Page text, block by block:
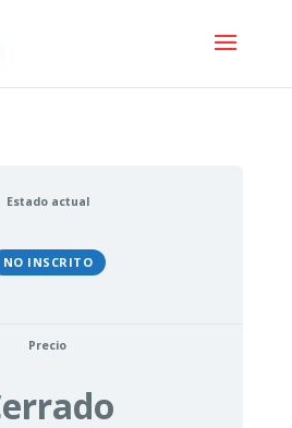
Estado actual
NO INSCRITO
Precio